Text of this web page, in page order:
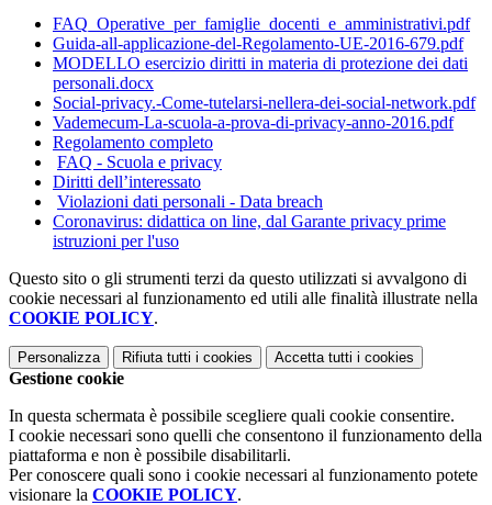
FAQ_Operative_per_famiglie_docenti_e_amministrativi.pdf
Guida-all-applicazione-del-Regolamento-UE-2016-679.pdf
MODELLO esercizio diritti in materia di protezione dei dati
personali.docx
Social-privacy.-Come-tutelarsi-nellera-dei-social-network.pdf
Vademecum-La-scuola-a-prova-di-privacy-anno-2016.pdf
Regolamento completo
FAQ - Scuola e privacy
Diritti dell’interessato
Violazioni dati personali - Data breach
Coronavirus: didattica on line, dal Garante privacy prime
istruzioni per l'uso
Questo sito o gli strumenti terzi da questo utilizzati si avvalgono di
cookie necessari al funzionamento ed utili alle finalità illustrate nella
COOKIE POLICY.
Personalizza Rifiuta tutti i cookies Accetta tutti i cookies
Gestione cookie
In questa schermata è possibile scegliere quali cookie consentire.
I cookie necessari sono quelli che consentono il funzionamento della
piattaforma e non è possibile disabilitarli.
Per conoscere quali sono i cookie necessari al funzionamento potete
visionare la COOKIE POLICY.